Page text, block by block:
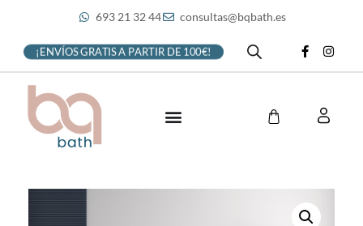
693 21 32 44 consultas@bqbath.es
¡ENVÍOS GRATIS A PARTIR DE 100€!